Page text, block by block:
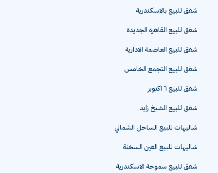
شقق للبيع بالاسكندرية
شقق للبيع القاهرة الجديدة
شقق للبيع العاصمة الادارية
شقق للبيع التجمع الخامس
شقق للبيع ٦ اكتوبر
شقق للبيع الشيخ زايد
شاليهات للبيع الساحل الشمالي
شاليهات للبيع العين السخنة
شقق للبيع سموحة الاسكندرية